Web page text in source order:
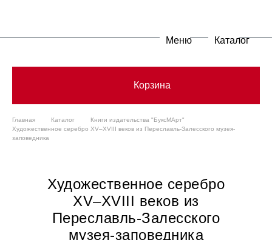
Меню Каталог
Корзина
Главная Каталог
Книги издательства "БуксМАрт"
Художественное серебро XV–XVIII веков из Переславль-Залесского музея-
заповедника
Художественное серебро
XV–XVIII веков из
Переславль-Залесского
музея-заповедника